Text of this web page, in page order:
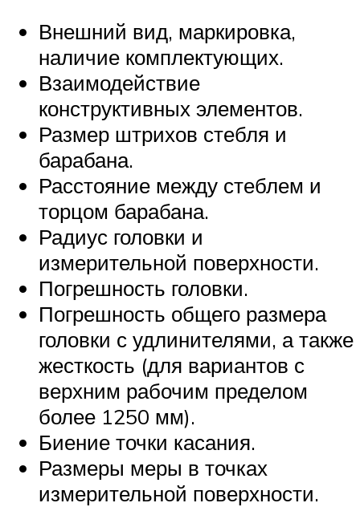
Внешний вид, маркировка,
наличие комплектующих.
Взаимодействие
конструктивных элементов.
Размер штрихов стебля и
барабана.
Расстояние между стеблем и
торцом барабана.
Радиус головки и
измерительной поверхности.
Погрешность головки.
Погрешность общего размера
головки с удлинителями, а также
жесткость (для вариантов с
верхним рабочим пределом
более 1250 мм).
Биение точки касания.
Размеры меры в точках
измерительной поверхности.